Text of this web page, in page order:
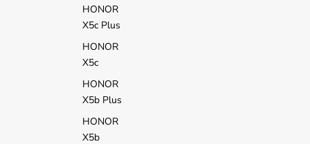
HONOR
X5c Plus
HONOR
X5c
HONOR
X5b Plus
HONOR
X5b